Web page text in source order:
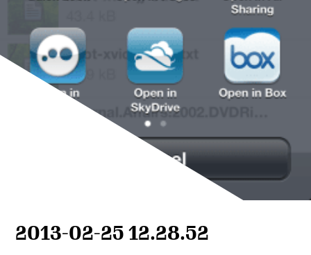
2013-02-25 12.28.52